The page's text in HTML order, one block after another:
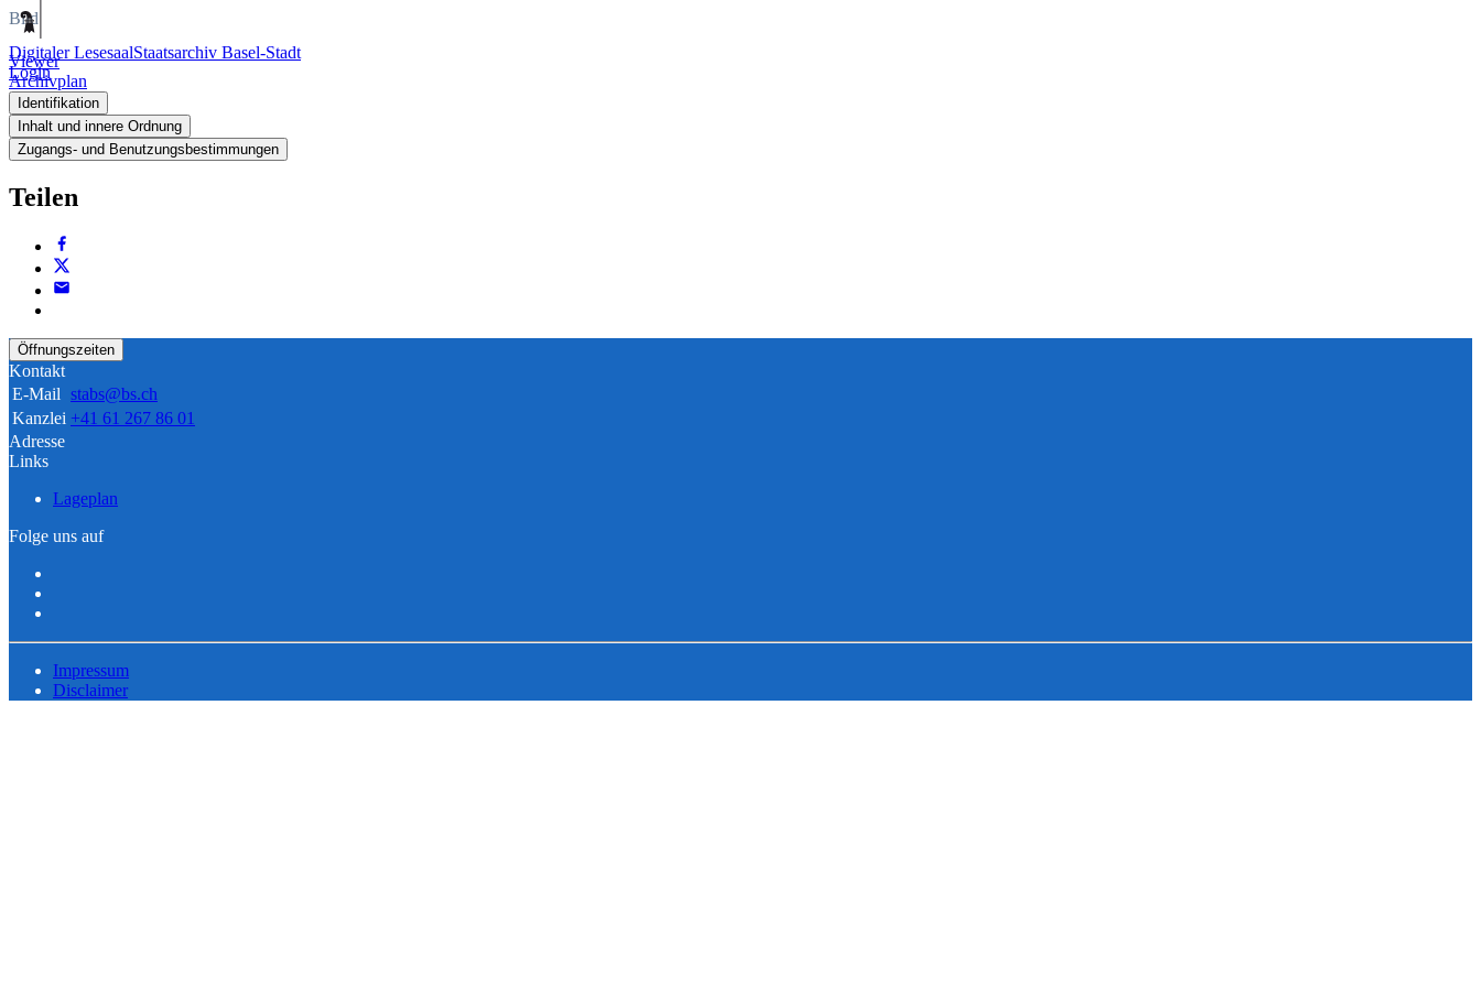
Digitaler LesesaalStaatsarchiv Basel-Stadt
Login
Bild
Viewer
Archivplan
Identifikation
Inhalt und innere Ordnung
Zugangs- und Benutzungsbestimmungen
Teilen
Öffnungszeiten
Kontakt
E-Mail stabs@bs.ch
Kanzlei +41 61 267 86 01
Adresse
Links
Lageplan
Folge uns auf
Impressum
Disclaimer